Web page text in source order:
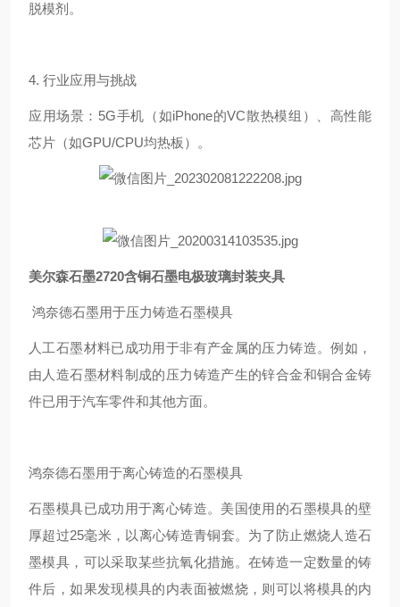
脱模剂。
4. 行业应用与挑战
应用场景：5G手机（如iPhone的VC散热模组）、高性能
芯片（如GPU/CPU均热板）。
美尔森石墨2720含铜石墨电极玻璃封装夹具
鸿奈德石墨用于压力铸造石墨模具
人工石墨材料已成功用于非有产金属的压力铸造。例如，
由人造石墨材料制成的压力铸造产生的锌合金和铜合金铸
件已用于汽车零件和其他方面。
鸿奈德石墨用于离心铸造的石墨模具
石墨模具已成功用于离心铸造。美国使用的石墨模具的壁
厚超过25毫米，以离心铸造青铜套。为了防止燃烧人造石
墨模具，可以采取某些抗氧化措施。在铸造一定数量的铸
件后，如果发现模具的内表面被燃烧，则可以将模具的内